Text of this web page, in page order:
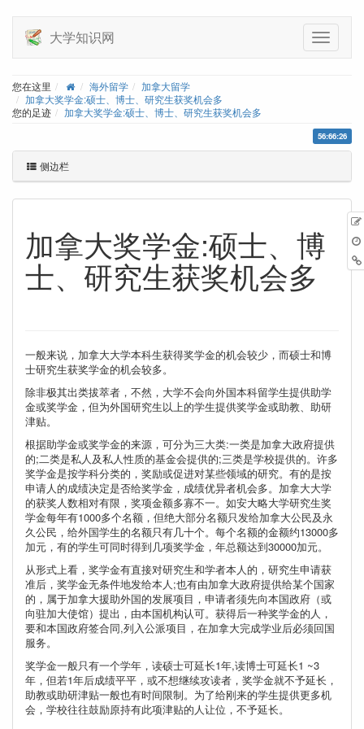
大学知识网
您在这里 海外留学
加拿大留学
加拿大奖学金:硕士、博士、研究生获奖机会多
您的足迹
加拿大奖学金:硕士、博士、研究生获奖机会多
56:66:26
侧边栏
加拿大奖学金:硕士、博
士、研究生获奖机会多
一般来说，加拿大大学本科生获得奖学金的机会较少，而硕士和博
士研究生获奖学金的机会较多。
除非极其出类拔萃者，不然，大学不会向外国本科留学生提供助学
金或奖学金，但为外国研究生以上的学生提供奖学金或助教、助研
津贴。
根据助学金或奖学金的来源，可分为三大类:一类是加拿大政府提供
的;二类是私人及私人性质的基金会提供的;三类是学校提供的。许多
奖学金是按学科分类的，奖励或促进对某些领域的研究。有的是按
申请人的成绩决定是否给奖学金，成绩优异者机会多。加拿大大学
的获奖人数相对有限，奖项金额多寡不一。如安大略大学研究生奖
学金每年有1000多个名额，但绝大部分名额只发给加拿大公民及永
久公民，给外国学生的名额只有几十个。每个名额的金额约13000多
加元，有的学生可同时得到几项奖学金，年总额达到30000加元。
从形式上看，奖学金有直接对研究生和学者本人的，研究生申请获
准后，奖学金无条件地发给本人;也有由加拿大政府提供给某个国家
的，属于加拿大援助外国的发展项目，申请者须先向本国政府（或
向驻加大使馆）提出，由本国机构认可。获得后一种奖学金的人，
要和本国政府签合同,列入公派项目，在加拿大完成学业后必须回国
服务。
奖学金一般只有一个学年，读硕士可延长1年,读博士可延长1 ~3
年，但若1年后成绩平平，或不想继续攻读者，奖学金就不予延长，
助教或助研津贴一般也有时间限制。为了给刚来的学生提供更多机
会，学校往往鼓励原持有此项津贴的人让位，不予延长。